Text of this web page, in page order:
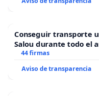
Conseguir transporte
Salou durante todo el
44 firmas
Aviso de transparencia